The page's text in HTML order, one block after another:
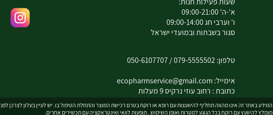
א'-ה' 09:00-21:00
ו' וערבי חג 09:00-14:00
סגור בשבתות ובמועדי ישראל
טלפון:079-5555502
/
050-6107707
אימייל: ecopharmservice@gmail.com
כתובת : רחוב עוזי נרקיס 9 מעלות
המידע באתר זה אינו מהווה תחליף להיוועצות עם רופא או רוקח בטרם רכישת המוצר והתחלת הטיפול בו. יש לעיין בעלון לצרכן
מומלץ להיוועץ עם רוקח בכל הנוגע למטרות ואופן השימוש , תופעות לוואי ואינטראקציה עם תכשירים אחרים.